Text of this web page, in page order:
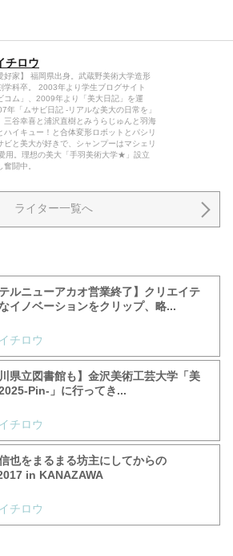
チロウ
好家】 福岡県出身。武蔵野美術大学造形
学科卒。 2003年より学生ブログサイト
コム」、2009年より「美大日記」を運
年「ムサビ日記 -リアルな美大の日常を」
三谷幸喜と浦沢直樹とみうらじゅんと羽海
ハイキュー！と合体変形ロボットとパシリ
ビと美大が好きで、シャンプーはマシェリ
用。理想の美大「手羽美術大学★」設立
奮闘中。
ライター一覧へ
テルニューアカオ営業終了】クリエイテ
イノベーションをクリップ、略...
チロウ
川県立図書館も】金沢美術工芸大学「美
Pin-」に行ってき...
チロウ
也をまるまる坊主にしてからの
in KANAZAWA
チロウ